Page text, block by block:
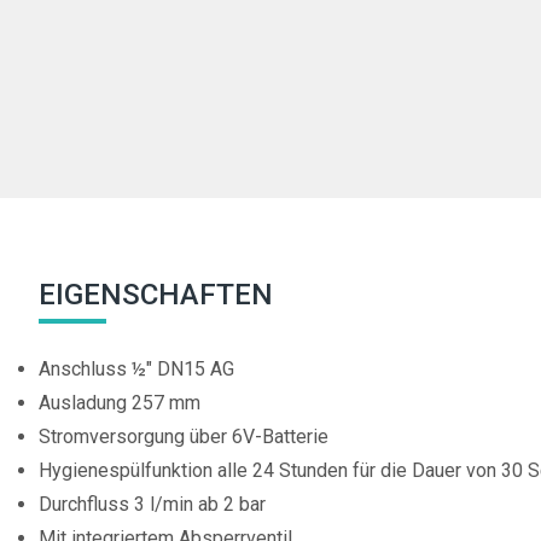
EIGENSCHAFTEN
Anschluss ½" DN15 AG
Ausladung 257 mm
Stromversorgung über 6V-Batterie
Hygienespülfunktion alle 24 Stunden für die Dauer von 30
Durchfluss 3 l/min ab 2 bar